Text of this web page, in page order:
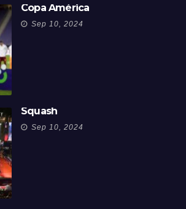
Copa América
Sep 10, 2024
Squash
Sep 10, 2024